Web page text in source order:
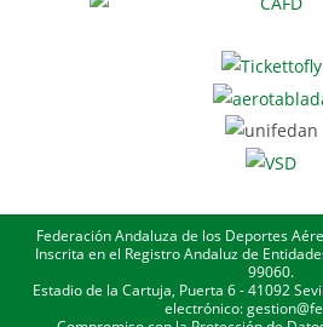
Federación Andaluza de los Deportes
Inscrita en el Registro Andaluz de
99060.
Estadio de la Cartuja, Puerta 6 - 41092
electrónico: